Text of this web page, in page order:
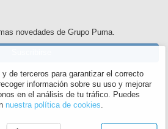
novedades de Grupo Puma.
de ti
de terceros para garantizar el correcto
información sobre su uso y mejorar
en el análisis de tu tráfico. Puedes
nuestra política de cookies.